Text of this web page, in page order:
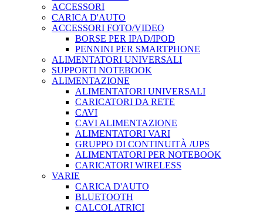
ACCESSORI
CARICA D'AUTO
ACCESSORI FOTO/VIDEO
BORSE PER IPAD/IPOD
PENNINI PER SMARTPHONE
ALIMENTATORI UNIVERSALI
SUPPORTI NOTEBOOK
ALIMENTAZIONE
ALIMENTATORI UNIVERSALI
CARICATORI DA RETE
CAVI
CAVI ALIMENTAZIONE
ALIMENTATORI VARI
GRUPPO DI CONTINUITÀ /UPS
ALIMENTATORI PER NOTEBOOK
CARICATORI WIRELESS
VARIE
CARICA D'AUTO
BLUETOOTH
CALCOLATRICI